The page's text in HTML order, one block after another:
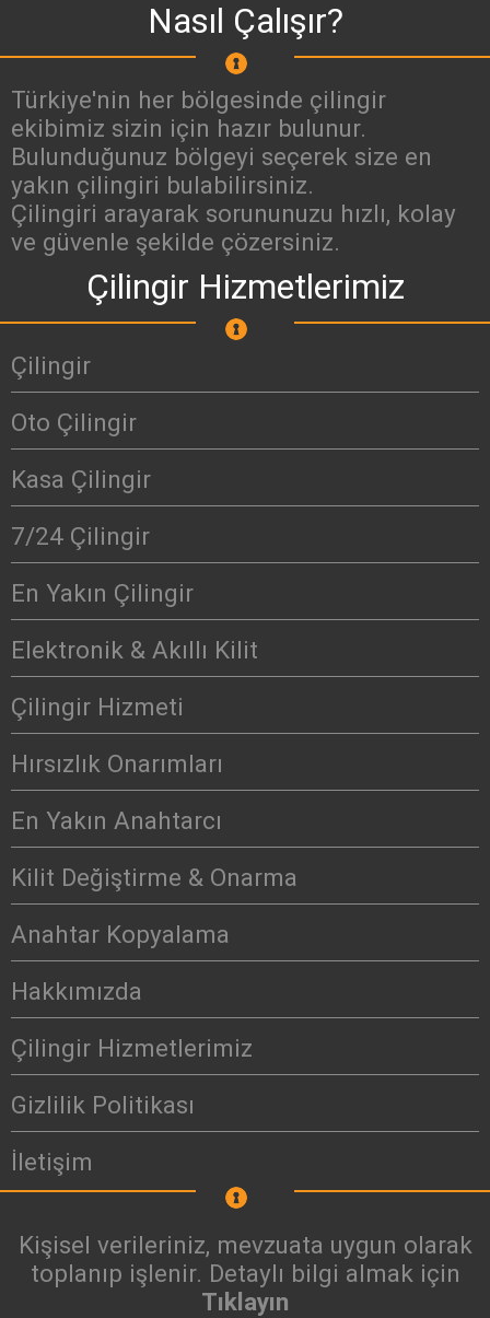
Nasıl Çalışır?
Türkiye'nin her bölgesinde çilingir
ekibimiz sizin için hazır bulunur.
Bulunduğunuz bölgeyi seçerek size en
yakın çilingiri bulabilirsiniz.
Çilingiri arayarak sorununuzu hızlı, kolay
ve güvenle şekilde çözersiniz.
Çilingir Hizmetlerimiz
Çilingir
Oto Çilingir
Kasa Çilingir
7/24 Çilingir
En Yakın Çilingir
Elektronik & Akıllı Kilit
Çilingir Hizmeti
Hırsızlık Onarımları
En Yakın Anahtarcı
Kilit Değiştirme & Onarma
Anahtar Kopyalama
Hakkımızda
Çilingir Hizmetlerimiz
Gizlilik Politikası
İletişim
Kişisel verileriniz, mevzuata uygun olarak
toplanıp işlenir. Detaylı bilgi almak için
Tıklayın